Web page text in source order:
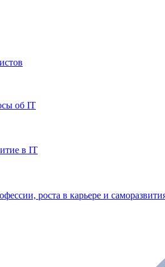
об IT
в IT
роста в карьере и